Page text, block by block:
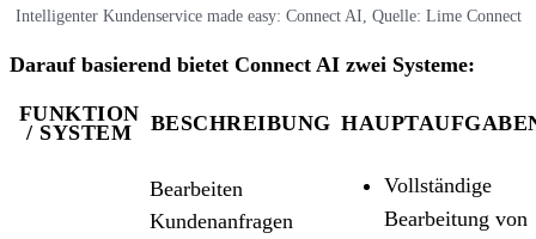
Intelligenter Kundenservice made easy: Connect AI, Quelle: Lime Connect
Darauf basierend bietet Connect AI zwei Systeme:
FUNKTION
/ SYSTEM
BESCHREIBUNG
Bearbeiten
Kundenanfragen
Vollständige
Bearbeitung von